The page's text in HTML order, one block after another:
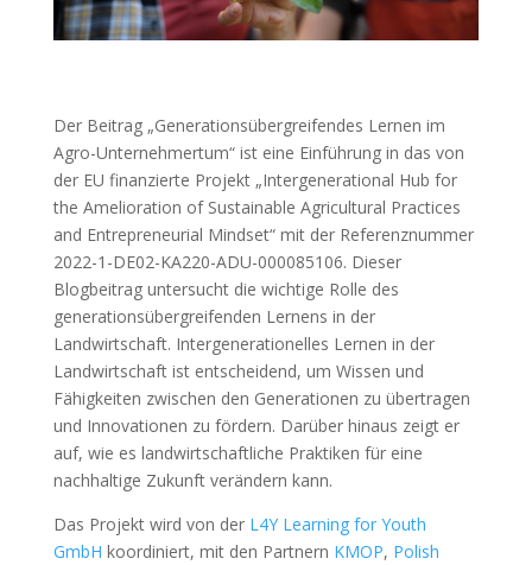
Der Beitrag „Generationsübergreifendes Lernen im
Agro-Unternehmertum“ ist eine Einführung in das von
der EU finanzierte Projekt „Intergenerational Hub for
the Amelioration of Sustainable Agricultural Practices
and Entrepreneurial Mindset“ mit der Referenznummer
2022-1-DE02-KA220-ADU-000085106. Dieser
Blogbeitrag untersucht die wichtige Rolle des
generationsübergreifenden Lernens in der
Landwirtschaft. Intergenerationelles Lernen in der
Landwirtschaft ist entscheidend, um Wissen und
Fähigkeiten zwischen den Generationen zu übertragen
und Innovationen zu fördern. Darüber hinaus zeigt er
auf, wie es landwirtschaftliche Praktiken für eine
nachhaltige Zukunft verändern kann.
Das Projekt wird von der L4Y Learning for Youth
GmbH koordiniert, mit den Partnern KMOP, Polish